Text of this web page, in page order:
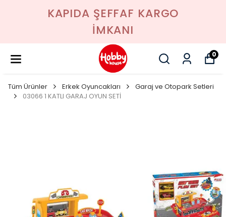
KAPIDA ŞEFFAF KARGO
İMKANI
0
Tüm Ürünler Erkek Oyuncakları
Garaj ve Otopark Setleri
03066 1 KATLI GARAJ OYUN SETİ